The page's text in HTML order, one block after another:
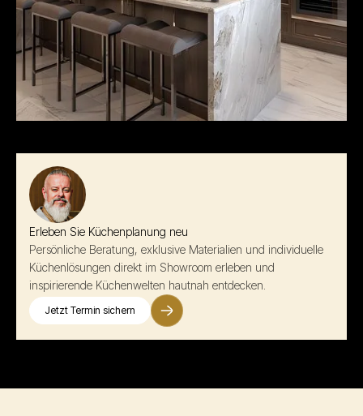
Erleben Sie Küchenplanung neu
Persönliche Beratung, exklusive Materialien und individuelle
Küchenlösungen direkt im Showroom erleben und
inspirierende Küchenwelten hautnah entdecken.
Jetzt Termin sichern